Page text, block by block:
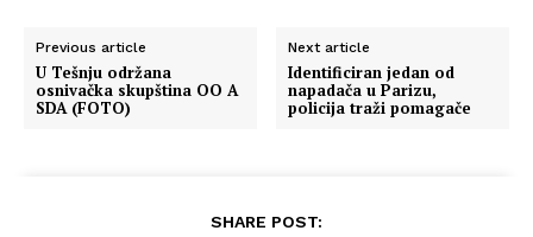
Previous article
U Tešnju održana
osnivačka skupština OO A
SDA (FOTO)
Next article
Identificiran jedan od
napadača u Parizu,
policija traži pomagače
SHARE POST: